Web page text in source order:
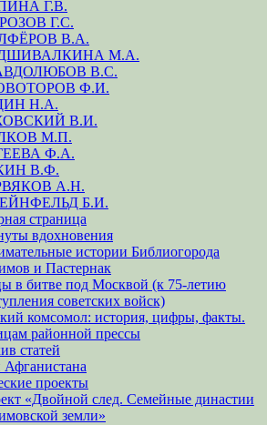
Г.В.
Г.С.
В.А.
М.А.
В.С.
Ф.И.
Н.А.
В.И.
М.П.
Ф.А.
В.Ф.
А.Н.
Б.И.
страница
вдохновения
истории Библиогорода
и Пастернак
в битве под Москвой (к 75-летию
советских войск)
комсомол: история, цифры, факты.
районной прессы
статей
проекты
«Двойной след. Семейные династии
земли»